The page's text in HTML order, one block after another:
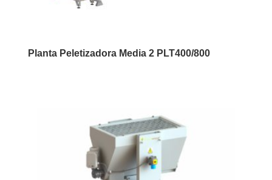
Planta Peletizadora Media 2 PLT400/800